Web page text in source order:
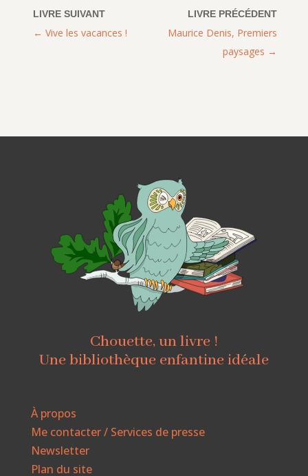
Maurice Denis, Premiers
paysages
Vive les vacances !
Chouette, un livre !
Une bibliothèque enfantine idéale
À propos
Me contacter / Services de presse
Newsletter
Plan du site